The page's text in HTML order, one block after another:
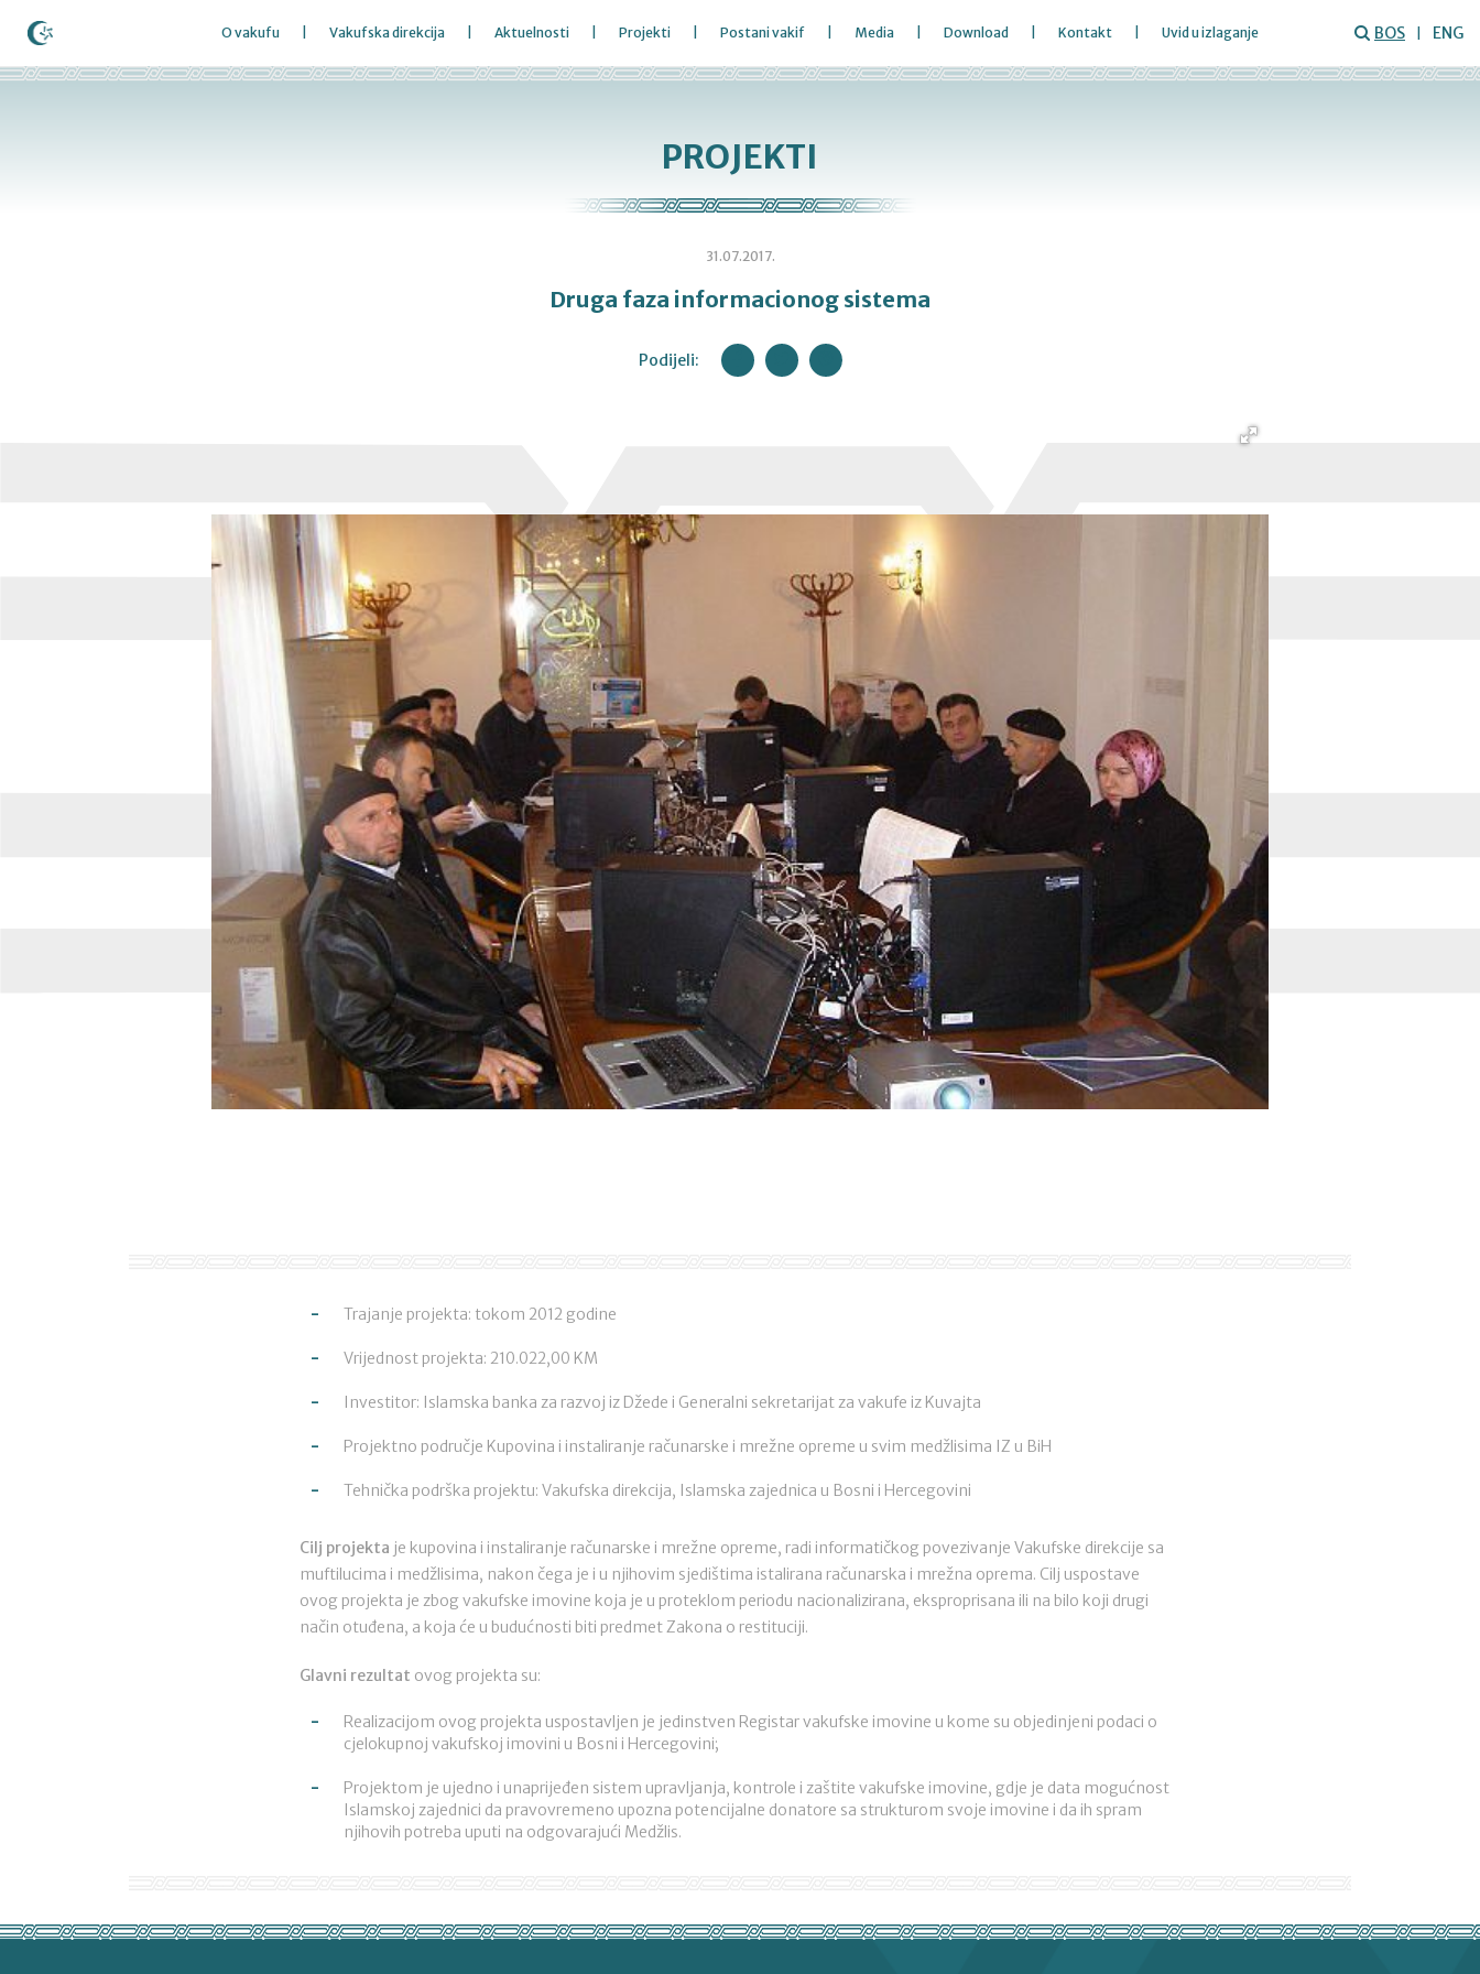
O vakufu Vakufska direkcija Aktuelnosti Projekti Postani vakif Media Download Kontakt Uvid u izlaganje BOS ENG
PROJEKTI
31.07.2017.
Druga faza informacionog sistema
Podijeli:
Trajanje projekta: tokom 2012 godine
Vrijednost projekta: 210.022,00 KM
Investitor: Islamska banka za razvoj iz Džede i Generalni sekretarijat za vakufe iz Kuvajta
Projektno područje Kupovina i instaliranje računarske i mrežne opreme u svim medžlisima IZ u BiH
Tehnička podrška projektu: Vakufska direkcija, Islamska zajednica u Bosni i Hercegovini
Cilj projekta je kupovina i instaliranje računarske i mrežne opreme, radi informatičkog povezivanje Vakufske direkcije sa
muftilucima i medžlisima, nakon čega je i u njihovim sjedištima istalirana računarska i mrežna oprema. Cilj uspostave
ovog projekta je zbog vakufske imovine koja je u proteklom periodu nacionalizirana, eksproprisana ili na bilo koji drugi
način otuđena, a koja će u budućnosti biti predmet Zakona o restituciji.
Glavni rezultat ovog projekta su:
Realizacijom ovog projekta uspostavljen je jedinstven Registar vakufske imovine u kome su objedinjeni podaci o
cjelokupnoj vakufskoj imovini u Bosni i Hercegovini;
Projektom je ujedno i unaprijeđen sistem upravljanja, kontrole i zaštite vakufske imovine, gdje je data mogućnost
Islamskoj zajednici da pravovremeno upozna potencijalne donatore sa strukturom svoje imovine i da ih spram
njihovih potreba uputi na odgovarajući Medžlis.